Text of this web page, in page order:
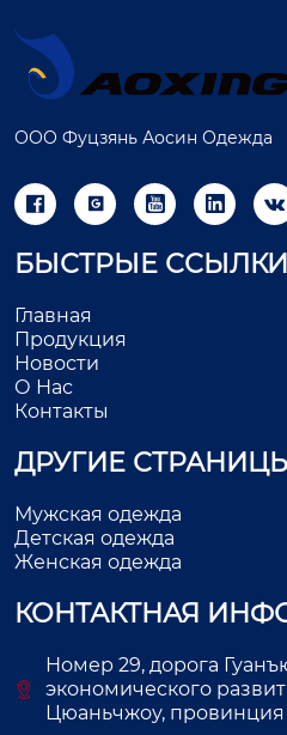
ООО Фуцзянь Аосин Одежда
    
БЫСТРЫЕ ССЫЛКИ
Главная
Продукция
Новости
О Нас
Контакты
ДРУГИЕ
Мужская одежда
Детская одежда
Женская одежда
КОНТАКТНАЯ
Номер 29, дорога
экономического
Цюаньчжоу, провинция